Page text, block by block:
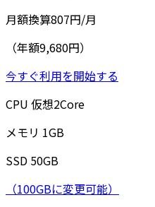
月額換算807円/月
（年額9,680円）
今すぐ利用を開始する
CPU 仮想2Core
メモリ 1GB
SSD 50GB
（100GBに変更可能）